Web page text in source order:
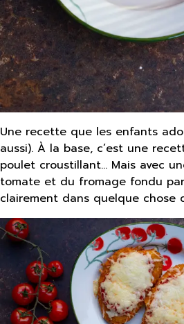
Une recette que les enfants
aussi). À la base, c’est une
poulet croustillant… Mais avec
tomate et du fromage fondu
clairement dans quelque chose